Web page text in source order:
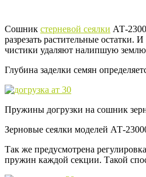
Сошник стерневой сеялки АТ-
разрезать растительные
чистики удаляют налипшую
Глубина заделки семян
Пружины догрузки на сошник
Зерновые сеялки моделей АТ-
Так же предусмотрена
пружин каждой секции. Такой